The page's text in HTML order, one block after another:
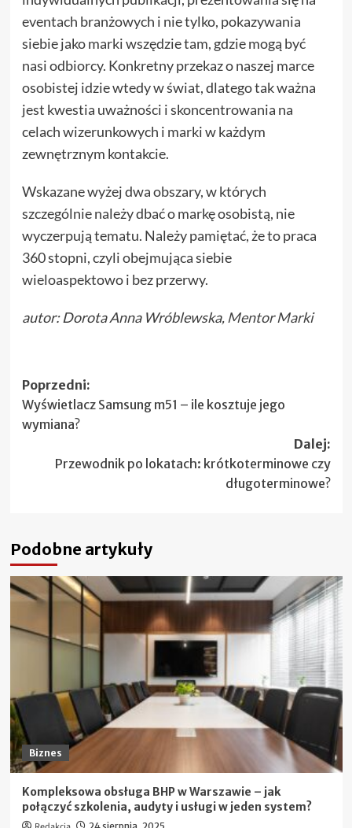
eventach branżowych i nie tylko, pokazywania
siebie jako marki wszędzie tam, gdzie mogą być
nasi odbiorcy. Konkretny przekaz o naszej marce
osobistej idzie wtedy w świat, dlatego tak ważna
jest kwestia uważności i skoncentrowania na
celach wizerunkowych i marki w każdym
zewnętrznym kontakcie.
Wskazane wyżej dwa obszary, w których
szczególnie należy dbać o markę osobistą, nie
wyczerpują tematu. Należy pamiętać, że to praca
360 stopni, czyli obejmująca siebie
wieloaspektowo i bez przerwy.
autor: Dorota Anna Wróblewska, Mentor Marki
Zobacz
wpisy
Poprzedni:
Wyświetlacz Samsung m51 – ile kosztuje jego
wymiana?
Dalej:
Przewodnik po lokatach: krótkoterminowe czy
długoterminowe?
Podobne artykuły
Biznes
Kompleksowa obsługa BHP w Warszawie – jak
połączyć szkolenia, audyty i usługi w jeden system?